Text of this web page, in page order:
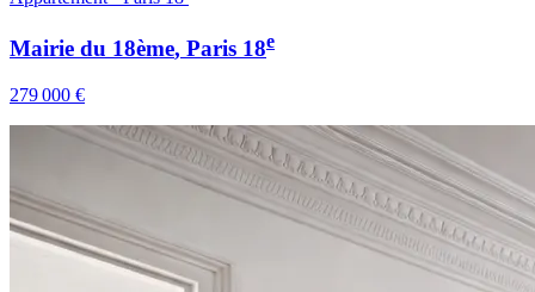
Mairie du 18ème, Paris 18e
279 000 €